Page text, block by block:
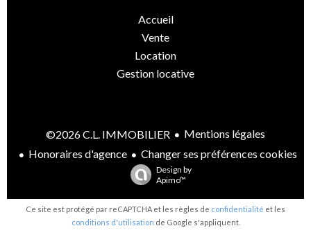
Accueil
Vente
Location
Gestion locative
©2026 C.L. IMMOBILIER
Mentions légales
Honoraires d'agence
Changer ses préférences cookies
Design by
Apimo™
Ce site est protégé par reCAPTCHA et les règles de confidentialité et les
conditions d'utilisation de Google s'appliquent.